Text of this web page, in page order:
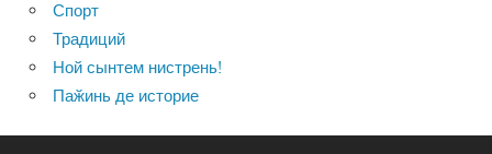
Спорт
Традиций
Ной сынтем нистрень!
Паӂинь де историе